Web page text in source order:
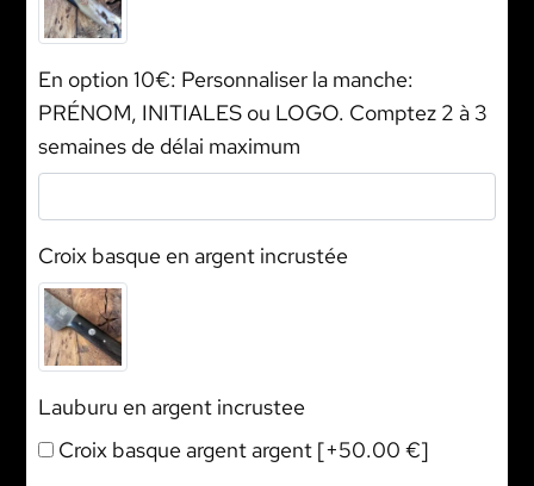
En option 10€: Personnaliser la manche:
PRÉNOM, INITIALES ou LOGO. Comptez 2 à 3
semaines de délai maximum
Croix basque en argent incrustée
Lauburu en argent incrustee
Croix basque argent argent [+50.00 €]